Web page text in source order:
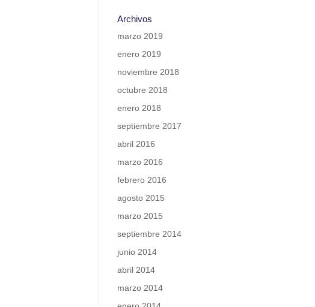
Archivos
marzo 2019
enero 2019
noviembre 2018
octubre 2018
enero 2018
septiembre 2017
abril 2016
marzo 2016
febrero 2016
agosto 2015
marzo 2015
septiembre 2014
junio 2014
abril 2014
marzo 2014